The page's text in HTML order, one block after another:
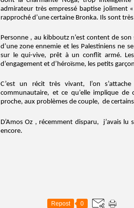
admirateur très empressé baptise joliment
rapproché d’une certaine Bronka. Ils sont
Personne , au kibboutz n’est content de
d’une zone ennemie et les Palestiniens ne
sur le qui-vive, prêt à un conflit armé.
d’engagement et d’héroïsme, les petits
C’est un récit très vivant, l’on
communautaire, et ce qu’elle implique de
proche, aux problèmes de couple, de
D’Amos Oz , récemment disparu, j’avais
encore.
Repost 0